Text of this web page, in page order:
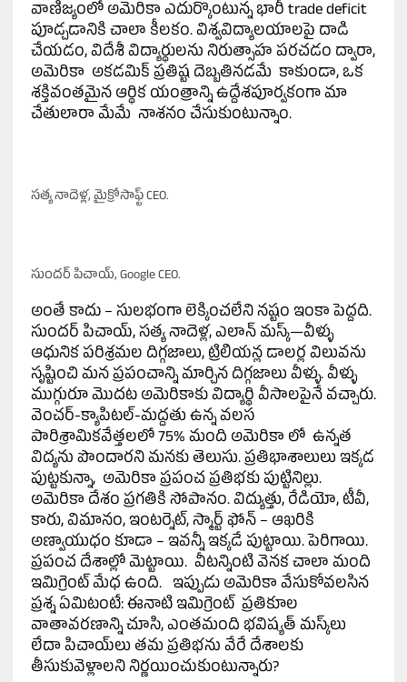
వాణిజ్యంలో అమెరికా ఎదుర్కొంటున్న భారీ trade deficit
పూడ్చడానికి చాలా కీలకం. విశ్వవిద్యాలయాలపై దాడి
చేయడం, విదేశీ విద్యార్థులను నిరుత్సాహ పరచడం ద్వారా,
అమెరికా అకడమిక్ ప్రతిష్ట దెబ్బతినడమే కాకుండా, ఒక
శక్తివంతమైన ఆర్థిక యంత్రాన్ని ఉద్దేశపూర్వకంగా మా
చేతులారా మేమే నాశనం చేసుకుంటున్నాం.
సత్య నాదెళ్ల, మైక్రోసాఫ్ట్ CEO.
సుందర్ పిచాయ్, Google CEO.
అంతే కాదు – సులభంగా లెక్కించలేని నష్టం ఇంకా పెద్దది.
సుందర్ పిచాయ్, సత్య నాదెళ్ల, ఎలాన్ మస్క్—వీళ్ళు
ఆధునిక పరిశ్రమల దిగ్గజాలు, ట్రిలియన్ల డాలర్ల విలువను
సృష్టించి మన ప్రపంచాన్ని మార్చిన దిగ్గజాలు వీళ్ళు. వీళ్ళు
ముగ్గురూ మొదట అమెరికాకు విద్యార్థి వీసాలపైనే వచ్చారు.
వెంచర్-క్యాపిటల్-మద్దతు ఉన్న వలస
పారిశ్రామికవేత్తలలో 75% మంది అమెరికా లో ఉన్నత
విద్యను పొందారని మనకు తెలుసు. ప్రతిభాశాలులు ఇక్కడ
పుట్టకున్నా, అమెరికా ప్రపంచ ప్రతిభకు పుట్టినిల్లు.
అమెరికా దేశం ప్రగతికి సోపానం. విద్యుత్తు, రేడియో, టీవీ,
కారు, విమానం, ఇంటర్నెట్, స్మార్ట్ ఫోన్ – ఆఖరికి
అణ్వాయుధం కూడా – ఇవన్నీ ఇక్కడే పుట్టాయి. పెరిగాయి.
ప్రపంచ దేశాల్లో మెట్టాయి. వీటన్నింటి వెనక చాలా మంది
ఇమిగ్రెంట్ మేధ ఉంది. ఇప్పుడు అమెరికా వేసుకోవలసిన
ప్రశ్న ఏమిటంటే: ఈనాటి ఇమిగ్రెంట్ ప్రతికూల
వాతావరణాన్ని చూసి, ఎంతమంది భవిష్యత్ మస్క్‌లు
లేదా పిచాయ్‌లు తమ ప్రతిభను వేరే దేశాలకు
తీసుకువెళ్లాలని నిర్ణయించుకుంటున్నారు?